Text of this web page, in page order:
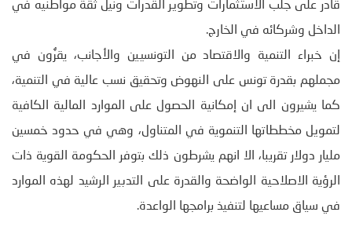
قادر على جلب الاستثمارات وتطوير القدرات ونيل ثقة مواطنيه في
الداخل وشركائه في الخارج.
إن خبراء التنمية والاقتصاد من التونسيين والأجانب، يقرُّون في
مجملهم بقدرة تونس على النهوض وتحقيق نسب عالية في التنمية،
كما يشيرون الى ان إمكانية الحصول على الموارد المالية الكافية
لتمويل مخططاتها التنموية في المتناول، وهي في حدود خمسين
مليار دولار تقريبا، الا انهم يشرطون ذلك بتوفر الحكومة القوية ذات
الرؤية الاصلاحية الواضحة والقدرة على التدبير الرشيد لهذه الموارد
في سياق مساعيها لتنفيذ برامجها الواعدة.